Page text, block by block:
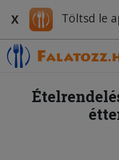
X Töltsd le